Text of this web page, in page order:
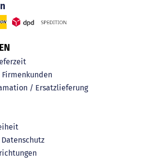
/ Ersatzlieferung
Datenschutz